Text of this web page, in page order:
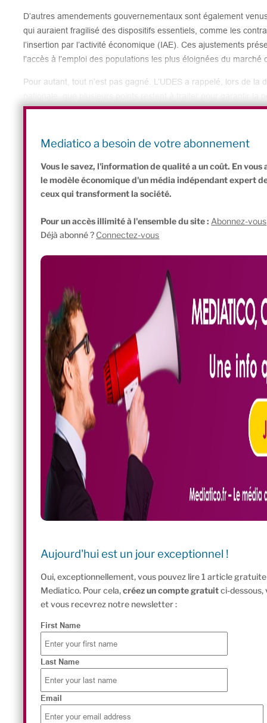
D’autres amendements gouvernementaux sont également
qui auraient fragilisé des dispositifs essentiels, comme les
l’insertion par l’activité économique (IAE). Ces ajustements
l’accès à l’emploi des populations les plus éloignées du marché
Pour autant, tout n’est pas gagné. L’UDES a rappelé, lors de la
entreprises de l’ESS. La première question concerne la taxe
Parlement dans les six mois afin de préparer une réforme
Mediatico a besoin de votre abonnement
Vous le savez, l'information de qualité a un coût. En
le modèle économique d'un média indépendant expert
ceux qui transforment la société.
Pour un accès illimité à l'ensemble du site : Abonnez-vous
Déjà abonné ? Connectez-vous
Aujourd'hui est un jour exceptionnel !
Oui, exceptionnellement, vous pouvez lire 1 article
Mediatico. Pour cela,créez un compte gratuitci-dessous,
et vous recevrez notre newsletter :
First Name
Last Name
Email